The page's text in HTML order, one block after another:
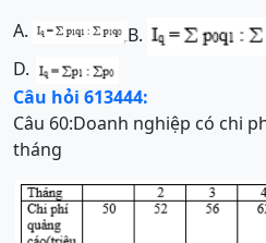
A.
B.
D.
Câu hỏi 613444:
Câu 60:Doanh nghiệp có chi
tháng